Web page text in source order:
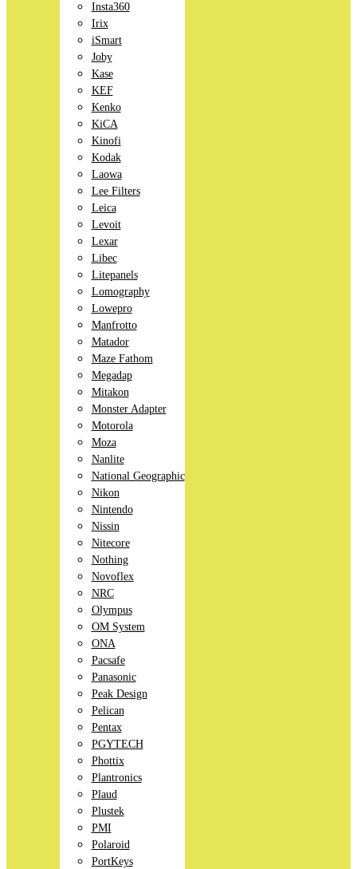
Insta360
Irix
iSmart
Joby
Kase
KEF
Kenko
KiCA
Kinofi
Kodak
Laowa
Lee Filters
Leica
Levoit
Lexar
Libec
Litepanels
Lomography
Lowepro
Manfrotto
Matador
Maze Fathom
Megadap
Mitakon
Monster Adapter
Motorola
Moza
Nanlite
National Geographic
Nikon
Nintendo
Nissin
Nitecore
Nothing
Novoflex
NRC
Olympus
OM System
ONA
Pacsafe
Panasonic
Peak Design
Pelican
Pentax
PGYTECH
Phottix
Plantronics
Plaud
Plustek
PMI
Polaroid
PortKeys